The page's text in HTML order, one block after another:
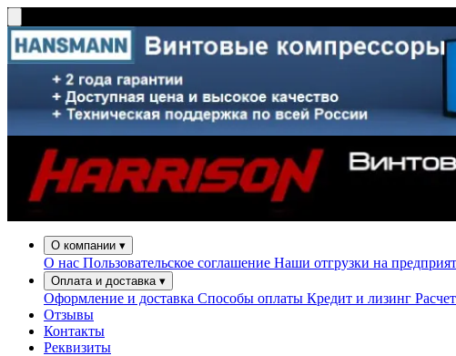
О компании ▾
О нас Пользовательское соглашение Наши отгрузки на
Оплата и доставка ▾
Оформление и доставка Способы оплаты Кредит и лизинг
Отзывы
Контакты
Реквизиты